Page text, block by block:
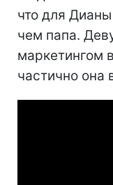
что для
чем папа.
маркетингом
частично она